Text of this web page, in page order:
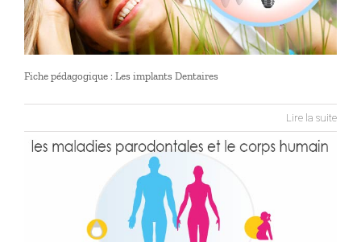
Fiche pédagogique : Les implants Dentaires
Lire la suite